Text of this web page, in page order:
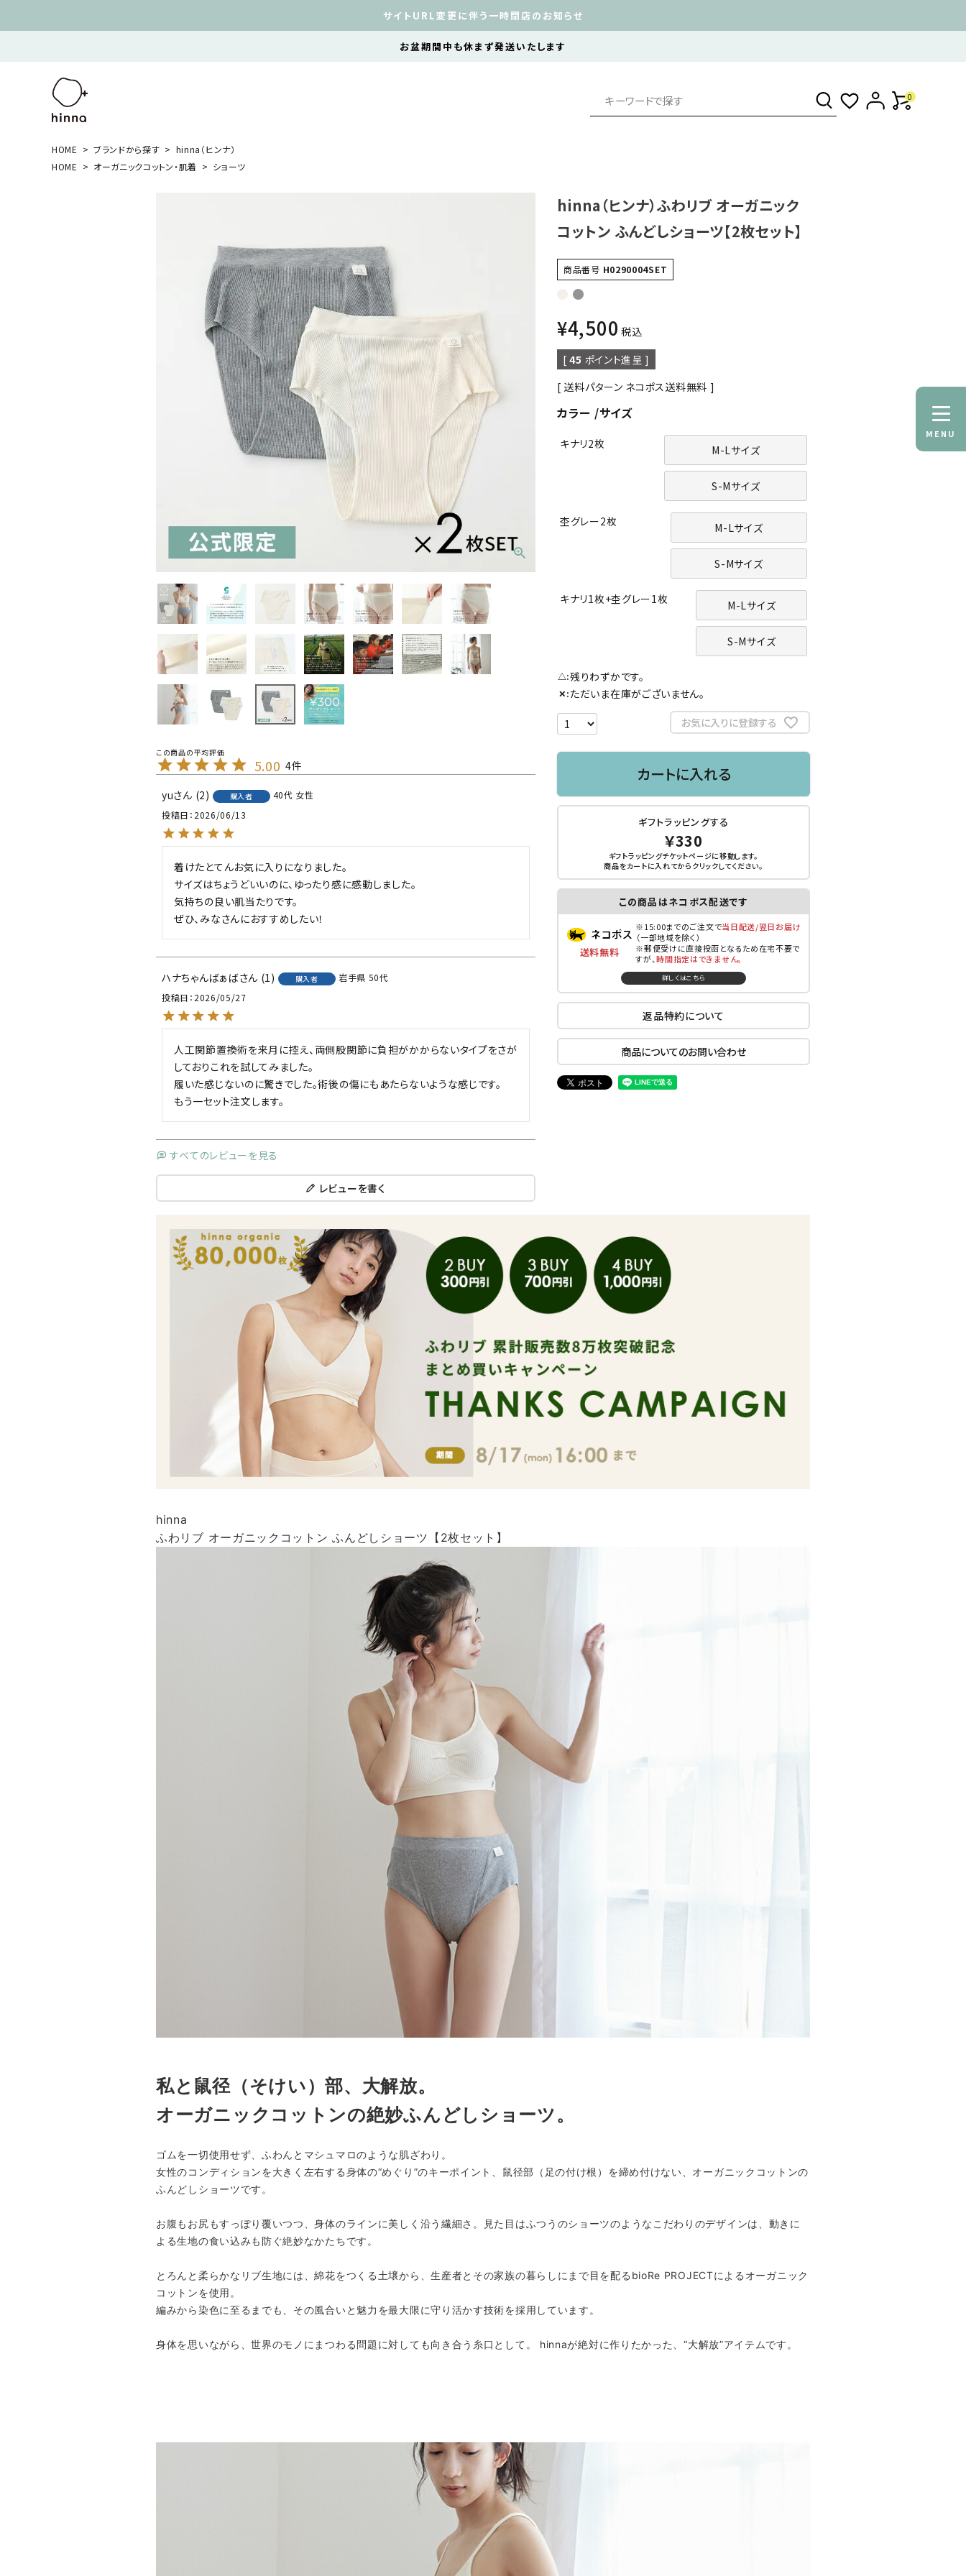
サイトURL変更に伴う一時閉店のお知らせ
お盆期間中も休まず発送いたします
0
HOME ブランドから探す
hinna（ヒンナ）
HOME
オーガニックコットン・肌着 ショーツ
MENU
5.00 4
yu 2 購入者 40代 女性
投稿日 2026/06/13
着けたとてんお気に入りになりました。
サイズはちょうどいいのに、ゆったり感に感動しました。
気持ちの良い肌当たりです。
ぜひ、みなさんにおすすめしたい！
ハナちゃんばぁば 1 購入者 岩手県 50代
投稿日 2026/05/27
人工関節置換術を来月に控え、両側股関節に負担がかからないタイプをさが
しておりこれを試してみました。
履いた感じないのに驚きでした。術後の傷にもあたらないような感じです。
もう一セット注文します。
すべてのレビューを見る
レビューを書く
hinna（ヒンナ）ふわリブ オーガニック
コットン ふんどしショーツ【2枚セット】
商品番号 H0290004SET
¥4,500 税込
[ 45 ポイント進呈 ]
送料パターン ネコポス送料無料
カラー サイズ
キナリ2枚 M-Lサイズ
S-Mサイズ
杢グレー2枚 M-Lサイズ
S-Mサイズ
キナリ1枚+杢グレー1枚 M-Lサイズ
S-Mサイズ
△ 残りわずかです。
✕ ただいま在庫がございません。
お気に入りに登録する
カートに入れる
ギフトラッピングする
￥330
ギフトラッピングチケットページに移動します。
商品をカートに入れてから クリックしてください。
この商品はネコポス配送です
送料無料
※15:00までのご注文で当日配送/翌日お届け
（一部地域を除く）
※郵便受けに直接投函となるため在宅不要で
すが、時間指定はできません。
詳しくはこちら
返品特約について
商品についてのお問い合わせ
hinna
ふわリブ オーガニックコットン ふんどしショーツ【2枚セット】
私と鼠径（そけい）部、大解放。
オーガニックコットンの絶妙ふんどしショーツ。
ゴムを一切使用せず、ふわんとマシュマロのような肌ざわり。
女性のコンディションを大きく左右する身体の“めぐり”のキーポイント、鼠径部（足の付け根）を締め付けない、オーガニックコットンの
ふんどしショーツです。
お腹もお尻もすっぽり覆いつつ、身体のラインに美しく沿う繊細さ。見た目はふつうのショーツのようなこだわりのデザインは、動きに
よる生地の食い込みも防ぐ絶妙なかたちです。
とろんと柔らかなリブ生地には、綿花をつくる土壌から、生産者とその家族の暮らしにまで目を配るbioRe PROJECTによるオーガニック
コットンを使用。
編みから染色に至るまでも、その風合いと魅力を最大限に守り活かす技術を採用しています。
身体を思いながら、世界のモノにまつわる問題に対しても向き合う糸口として。 hinnaが絶対に作りたかった、“大解放”アイテムです。